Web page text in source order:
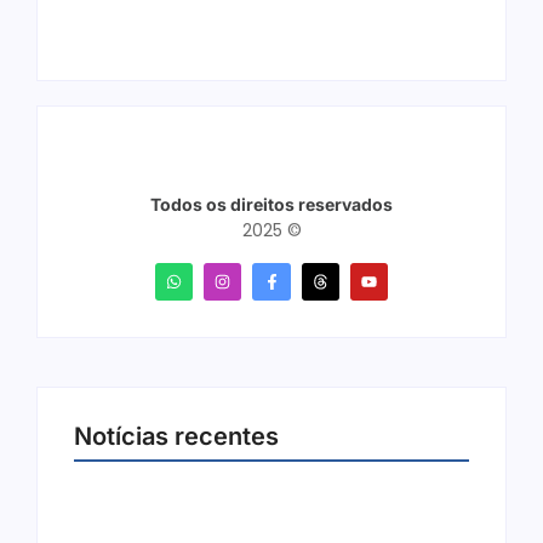
Todos os direitos reservados
2025 ©
Notícias recentes